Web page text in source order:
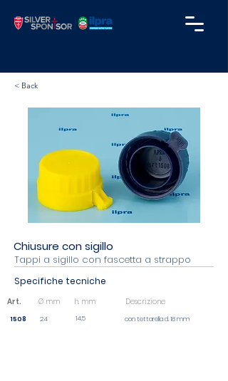
< Back
Chiusure con sigillo
Tappi a sigillo con fascetta a strappo
Specifiche tecniche
Art.
1508
Ø mm h. mm Descrizione
24 14,5 con tettarella d. 18 mm